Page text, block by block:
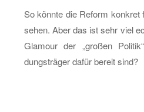
So könn­te die Re­form
se­hen. Aber das ist sehr viel
Gla­mour der „gro­ßen
dungs­trä­ger dafür be­reit sind?